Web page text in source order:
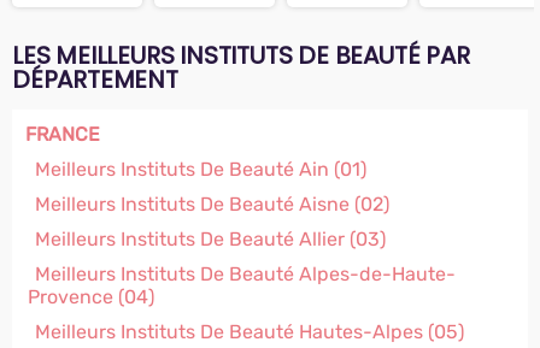
LES MEILLEURS INSTITUTS DE BEAUTÉ PAR
DÉPARTEMENT
FRANCE
Meilleurs Instituts De Beauté Ain (01)
Meilleurs Instituts De Beauté Aisne (02)
Meilleurs Instituts De Beauté Allier (03)
Meilleurs Instituts De Beauté Alpes-de-Haute-
Provence (04)
Meilleurs Instituts De Beauté Hautes-Alpes (05)